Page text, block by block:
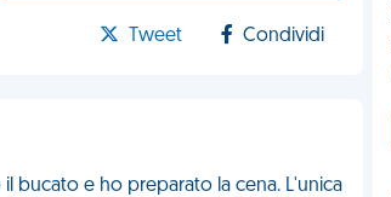
Tweet Condividi
bucato e ho preparato la cena. L'unica